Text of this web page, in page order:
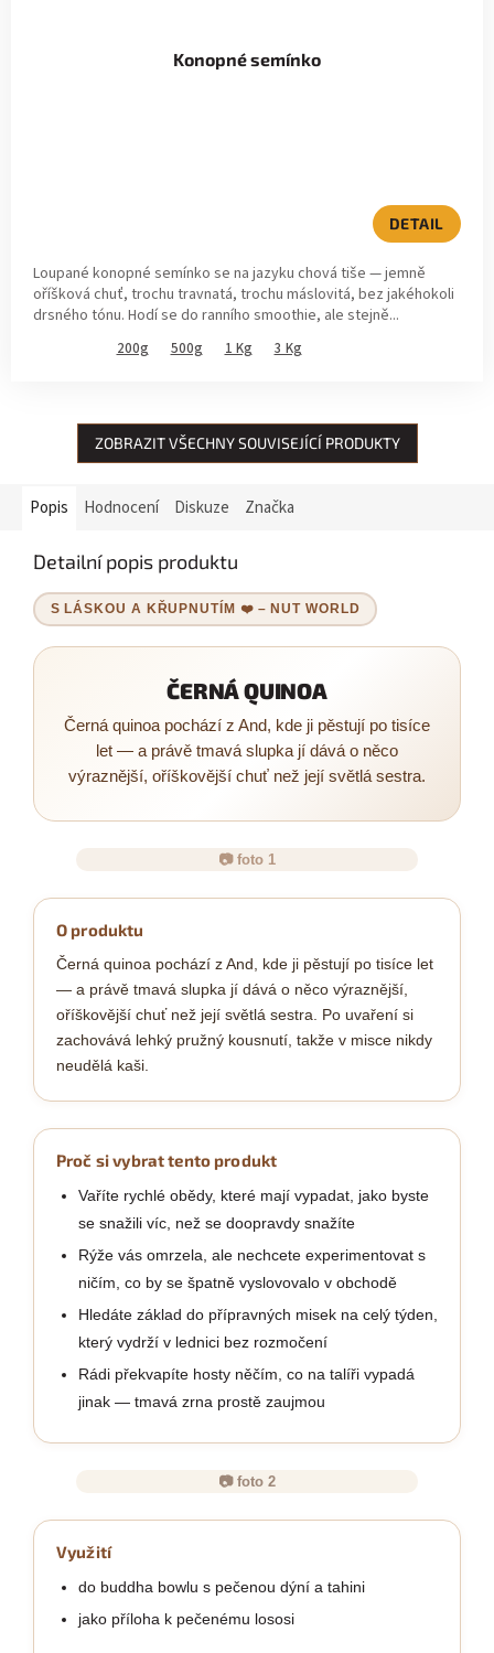
Konopné semínko
DETAIL
Loupané konopné semínko se na jazyku chová tiše — jemně
oříšková chuť, trochu travnatá, trochu máslovitá, bez jakéhokoli
drsného tónu. Hodí se do ranního smoothie, ale stejně...
200g 500g 1 Kg 3 Kg
ZOBRAZIT VŠECHNY SOUVISEJÍCÍ PRODUKTY
Popis Hodnocení Diskuze Značka
Detailní popis produktu
S LÁSKOU A KŘUPNUTÍM ❤️ – NUT WORLD
ČERNÁ QUINOA
Černá quinoa pochází z And, kde ji pěstují po tisíce
let — a právě tmavá slupka jí dává o něco
výraznější, oříškovější chuť než její světlá sestra.
📷 foto 1
O produktu
Černá quinoa pochází z And, kde ji pěstují po tisíce let
— a právě tmavá slupka jí dává o něco výraznější,
oříškovější chuť než její světlá sestra. Po uvaření si
zachovává lehký pružný kousnutí, takže v misce nikdy
neudělá kaši.
Proč si vybrat tento produkt
Vaříte rychlé obědy, které mají vypadat, jako byste
se snažili víc, než se doopravdy snažíte
Rýže vás omrzela, ale nechcete experimentovat s
ničím, co by se špatně vyslovovalo v obchodě
Hledáte základ do přípravných misek na celý týden,
který vydrží v lednici bez rozmočení
Rádi překvapíte hosty něčím, co na talíři vypadá
jinak — tmavá zrna prostě zaujmou
📷 foto 2
Využití
do buddha bowlu s pečenou dýní a tahini
jako příloha k pečenému lososi